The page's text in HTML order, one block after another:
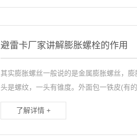
避雷卡厂家讲解膨胀螺栓的作用
其实膨胀螺丝一般说的是金属膨胀螺丝，
头是螺纹，一头有锥度。外面包一铁皮(有的
了解详情 +